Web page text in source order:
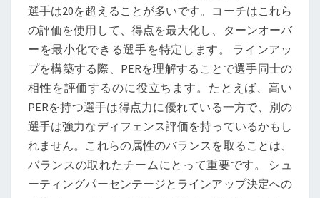
選手は20を超えることが多いです。コーチはこれら
の評価を使用して、得点を最大化し、ターンオーバ
ーを最小化できる選手を特定します。 ラインアッ
プを構築する際、PERを理解することで選手同士の
相性を評価するのに役立ちます。たとえば、高い
PERを持つ選手は得点力に優れている一方で、別の
選手は強力なディフェンス評価を持っているかもし
れません。これらの属性のバランスを取ることは、
バランスの取れたチームにとって重要です。 シュ
ーティングパーセンテージとラインアップ決定への